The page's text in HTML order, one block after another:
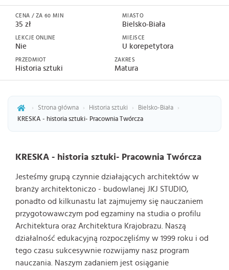
CENA / ZA 60 MIN
35 zł
LEKCJE ONLINE
Nie
MIASTO
Bielsko-Biała
MIEJSCE
U korepetytora
PRZEDMIOT
Historia sztuki
ZAKRES
Matura
› Strona główna › Historia sztuki › Bielsko-Biała
›
KRESKA - historia sztuki- Pracownia Twórcza
KRESKA - historia sztuki- Pracownia Twórcza
Jesteśmy grupą czynnie działających architektów w
branży architektoniczo - budowlanej JKJ STUDIO,
ponadto od kilkunastu lat zajmujemy się nauczaniem
przygotowawczym pod egzaminy na studia o profilu
Architektura oraz Architektura Krajobrazu. Naszą
działalność edukacyjną rozpoczęliśmy w 1999 roku i od
tego czasu sukcesywnie rozwijamy nasz program
nauczania. Naszym zadaniem jest osiąganie